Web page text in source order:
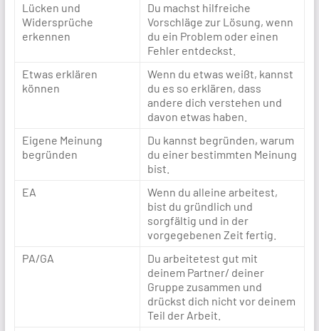
Lücken und
Widersprüche
erkennen
Du machst hilfreiche
Vorschläge zur Lösung, wenn
du ein Problem oder einen
Fehler entdeckst.
Etwas erklären
können
Wenn du etwas weißt, kannst
du es so erklären, dass
andere dich verstehen und
davon etwas haben.
Eigene Meinung
begründen
Du kannst begründen, warum
du einer bestimmten Meinung
bist.
EA
Wenn du alleine arbeitest,
bist du gründlich und
sorgfältig und in der
vorgegebenen Zeit fertig.
PA/GA
Du arbeitetest gut mit
deinem Partner/ deiner
Gruppe zusammen und
drückst dich nicht vor deinem
Teil der Arbeit.